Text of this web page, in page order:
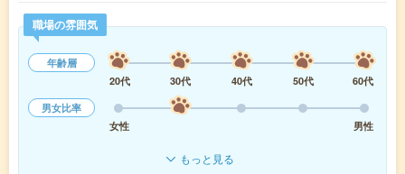
職場の雰囲気
年齢層
20代
30代 40代 50代
60代
男女比率
女性
男性
もっと見る